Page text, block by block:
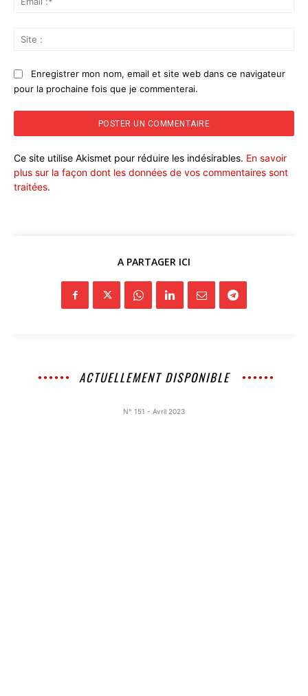
Enregistrer mon nom, email et site web dans ce navigateur
pour la prochaine fois que je commenterai.
Ce site utilise Akismet pour réduire les indésirables. En savoir
plus sur la façon dont les données de vos commentaires sont
traitées.
A PARTAGER ICI
ACTUELLEMENT DISPONIBLE
N° 151 - Avril 2023